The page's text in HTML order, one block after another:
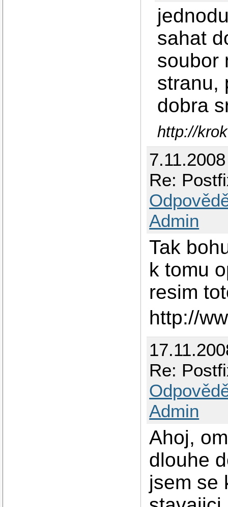
sahat
soubor
stranu,
dobra
http://
Re:
Admin
Tak
k tomu
resim
http://
Re:
Admin
Ahoj,
dlouhe
jsem se